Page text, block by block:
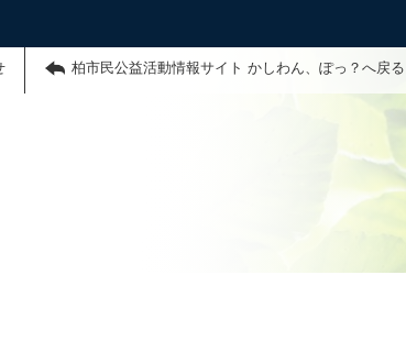
柏市民公益活動情報サイト かしわん、ぽっ？へ戻る